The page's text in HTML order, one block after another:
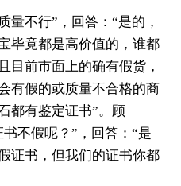
量不行”，回答：“是的，
毕竟都是高价值的，谁都
目前市面上的确有假货，
有假的或质量不合格的商
都有鉴定证书”。顾
不假呢？”，回答：“是
证书，但我们的证书你都